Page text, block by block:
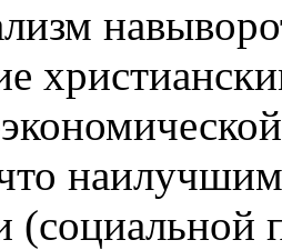
(социальной